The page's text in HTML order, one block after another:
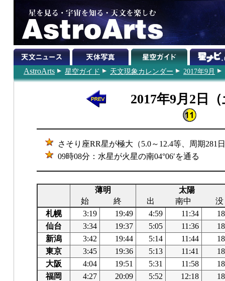
AstroArts 星空ガイド 天文現象カレンダー 2017年9月
2017年9月2日
さそり座RR星が極大（5.0～12.4等、周期281
09時08分：水星が火星の南04°06′を通る
薄明
太陽
始
終 出 南中
没
札幌
3:19 19:49 4:59 11:34
仙台
3:34 19:37 5:05 11:36
新潟
3:42 19:44 5:14 11:44
東京
3:45 19:36 5:13 11:41
大阪
4:04 19:51 5:31 11:58
福岡
4:27 20:09 5:52 12:18